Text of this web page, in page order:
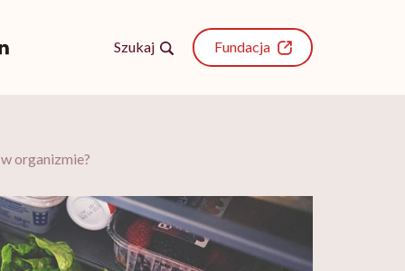
Szukaj Fundacja
organizmie?